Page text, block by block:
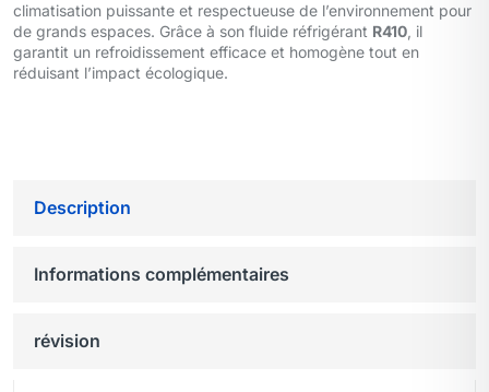
climatisation puissante et respectueuse de l’environnement pour
de grands espaces. Grâce à son fluide réfrigérant R410 , il
garantit un refroidissement efficace et homogène tout en
réduisant l’impact écologique.
Description
Informations complémentaires
révision